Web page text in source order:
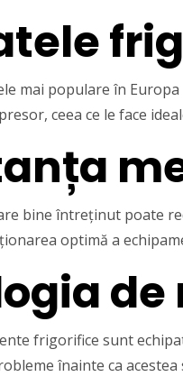
mai populare în
ceea ce le face
bine întreținut poate
optimă a
frigorifice sunt
înainte ca acestea